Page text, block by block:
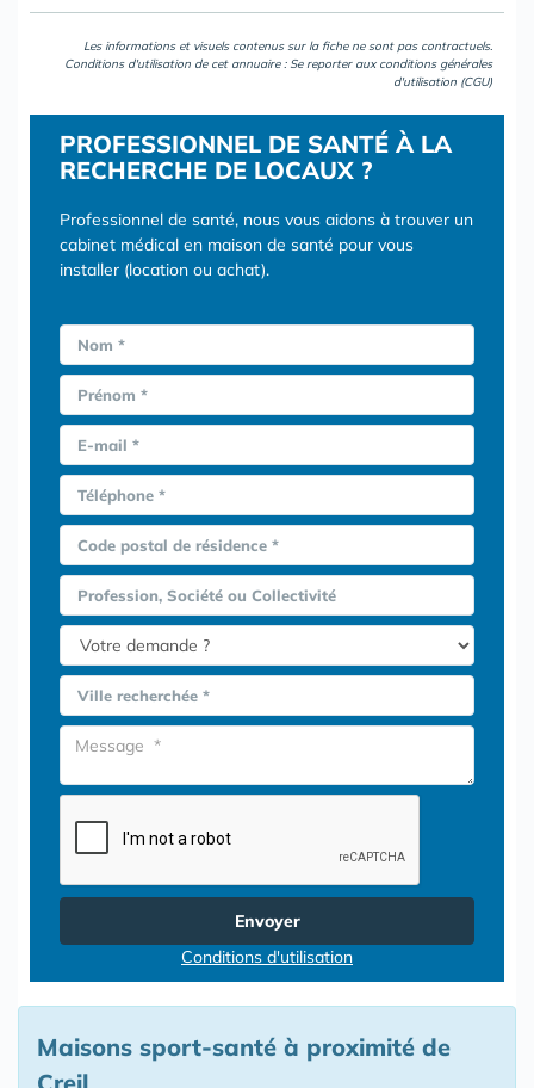
Les informations et visuels contenus sur la fiche ne sont pas contractuels.
Conditions d'utilisation de cet annuaire : Se reporter aux conditions générales
d'utilisation (CGU)
PROFESSIONNEL DE SANTÉ À LA
RECHERCHE DE LOCAUX ?
Professionnel de santé, nous vous aidons à trouver un
cabinet médical en maison de santé pour vous
installer (location ou achat).
Nom *
Prénom *
E-mail *
Téléphone *
Code postal de résidence *
Profession, Société ou Collectivité
Ville recherchée *
Envoyer
Conditions d'utilisation
Maisons sport-santé à proximité de